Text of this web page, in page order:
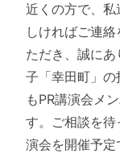
近くの方で、私
しければご連
ただき、誠に
子「幸田町」
もPR講演会メ
す。ご相談を
演会を開催予定